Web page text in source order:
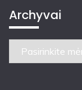
Archyvai
Archyvai